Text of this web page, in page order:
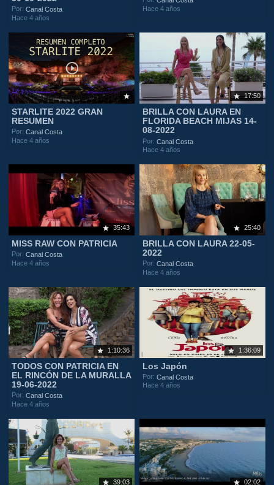
Por:Canal Costa
Hace 4 años
Hace 4 años
STARLITE 2022 GRAN
RESUMEN
Por:Canal Costa
Hace 4 años
17:50
BRILLA CON LAURA EN
FLORIDA BEACH MIJAS 14-
08-2022
Por:Canal Costa
Hace 4 años
35:43
MISS RAW CON PATRICIA
Por:Canal Costa
Hace 4 años
25:40
BRILLA CON LAURA 22-05-
2022
Por:Canal Costa
Hace 4 años
1:10:36
TODOS CON PATRICIA EN
EL RINCÓN DE LA MURALLA
19-06-2022
Por:Canal Costa
Hace 4 años
1:36:09
Los Japón
Por:Canal Costa
Hace 4 años
39:03 02:02